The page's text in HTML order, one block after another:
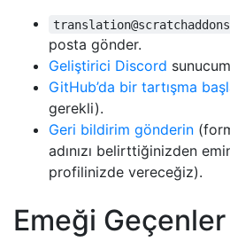
posta gönder.
Geliştirici Discord
GitHub’da bir tartışma
gerekli).
Geri bildirim gönderin
adınızı belirttiğinizden
profilinizde vereceğiz).
Emeği Geçenler